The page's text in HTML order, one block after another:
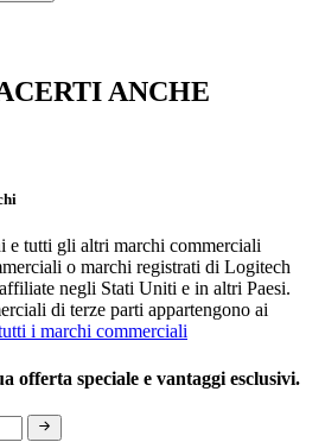
ANCHE
tutti gli altri marchi commerciali
o marchi registrati di Logitech
negli Stati Uniti e in altri Paesi.
di terze parti appartengono ai
i marchi commerciali
offerta speciale e vantaggi esclusivi.